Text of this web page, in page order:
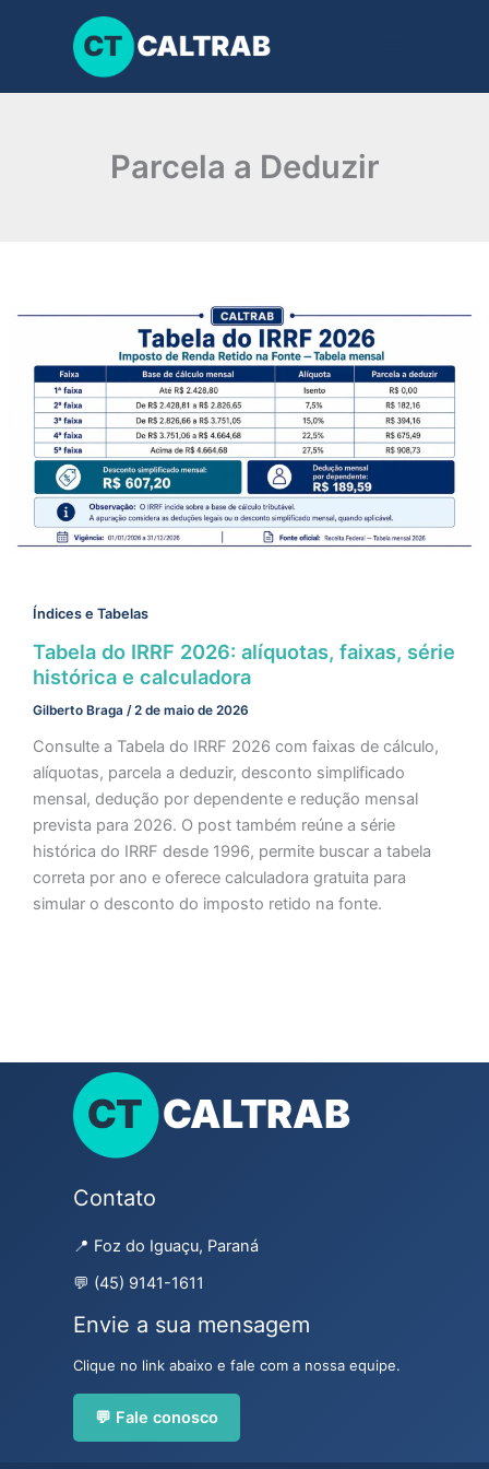
conteúdo
Parcela a Deduzir
Índices e Tabelas
Tabela do IRRF 2026: alíquotas, faixas, série
histórica e calculadora
Gilberto Braga /2 de maio de 2026
Consulte a Tabela do IRRF 2026 com faixas de cálculo,
alíquotas, parcela a deduzir, desconto simplificado
mensal, dedução por dependente e redução mensal
prevista para 2026. O post também reúne a série
histórica do IRRF desde 1996, permite buscar a tabela
correta por ano e oferece calculadora gratuita para
simular o desconto do imposto retido na fonte.
Contato
📍 Foz do Iguaçu, Paraná
💬 (45) 9141-1611
Envie a sua mensagem
Clique no link abaixo e fale com a nossa equipe.
💬 Fale conosco